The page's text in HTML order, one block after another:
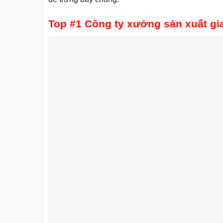
Top #1 Công ty xưởng sản xuất